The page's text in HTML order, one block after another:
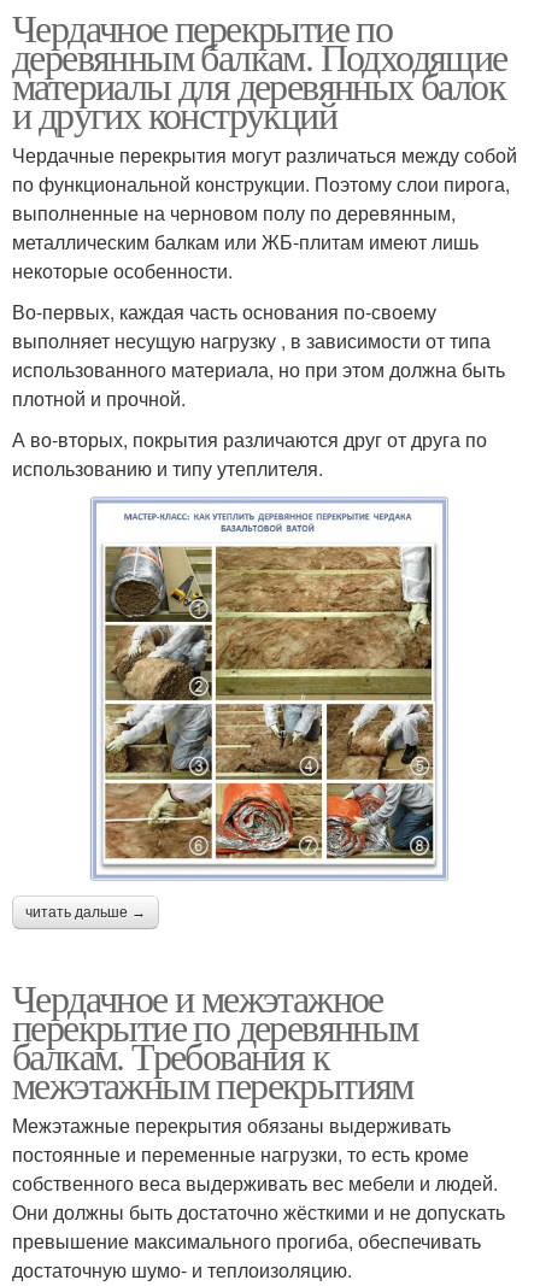
Чердачное перекрытие по
деревянным балкам. Подходящие
материалы для деревянных балок
и других конструкций
Чердачные перекрытия могут различаться между собой
по функциональной конструкции. Поэтому слои пирога,
выполненные на черновом полу по деревянным,
металлическим балкам или ЖБ-плитам имеют лишь
некоторые особенности.
Во-первых, каждая часть основания по-своему
выполняет несущую нагрузку , в зависимости от типа
использованного материала, но при этом должна быть
плотной и прочной.
А во-вторых, покрытия различаются друг от друга по
использованию и типу утеплителя.
читать дальше →
Чердачное и межэтажное
перекрытие по деревянным
балкам. Требования к
межэтажным перекрытиям
Межэтажные перекрытия обязаны выдерживать
постоянные и переменные нагрузки, то есть кроме
собственного веса выдерживать вес мебели и людей.
Они должны быть достаточно жёсткими и не допускать
превышение максимального прогиба, обеспечивать
достаточную шумо- и теплоизоляцию.